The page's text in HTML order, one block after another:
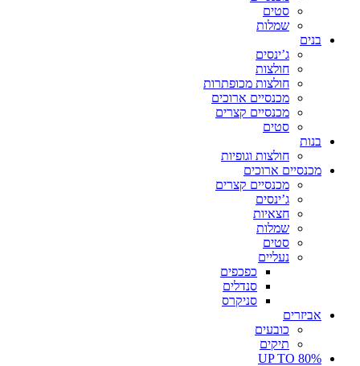
סטים
שמלות
בנים
ג’ינסים
חולצות
חולצות מכופתרות
מכנסיים ארוכים
מכנסיים קצרים
סטים
בנות
חולצות וגופיות
מכנסיים ארוכים
מכנסיים קצרים
ג’ינסים
חצאיות
שמלות
סטים
נעליים
כפכפים
סנדלים
סניקרס
אביזרים
כובעים
תיקים
UP TO 80%